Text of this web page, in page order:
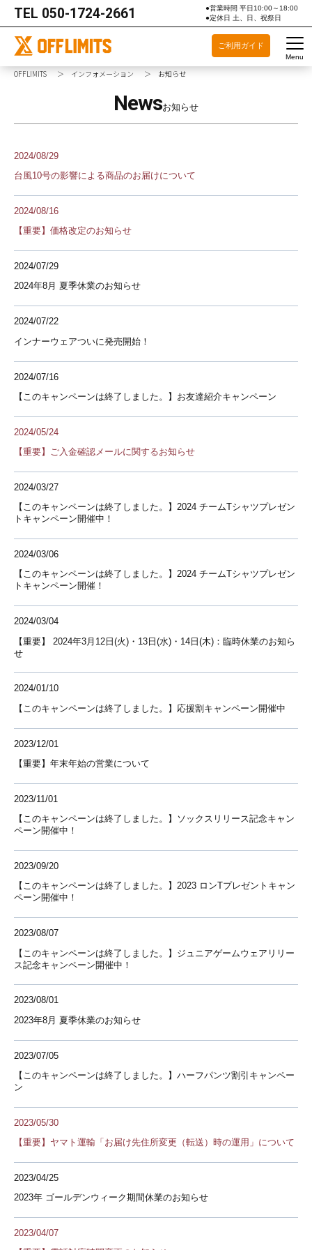
TEL 050-1724-2661
●営業時間 平日10:00～18:00
●定休日 土、日、祝祭日
ご利用ガイド
Menu
OFFLIMITS インフォメーション お知らせ
Newsお知らせ
2024/08/29
台風10号の影響による商品のお届けについて
2024/08/16
【重要】価格改定のお知らせ
2024/07/29
2024年8月 夏季休業のお知らせ
2024/07/22
インナーウェアついに発売開始！
2024/07/16
【このキャンペーンは終了しました。】お友達紹介キャンペーン
2024/05/24
【重要】ご入金確認メールに関するお知らせ
2024/03/27
【このキャンペーンは終了しました。】2024 チームTシャツプレゼン
トキャンペーン開催中！
2024/03/06
【このキャンペーンは終了しました。】2024 チームTシャツプレゼン
トキャンペーン開催！
2024/03/04
【重要】 2024年3月12日(火)・13日(水)・14日(木)：臨時休業のお知ら
せ
2024/01/10
【このキャンペーンは終了しました。】応援割キャンペーン開催中
2023/12/01
【重要】年末年始の営業について
2023/11/01
【このキャンペーンは終了しました。】ソックスリリース記念キャン
ペーン開催中！
2023/09/20
【このキャンペーンは終了しました。】2023 ロンTプレゼントキャン
ペーン開催中！
2023/08/07
【このキャンペーンは終了しました。】ジュニアゲームウェアリリー
ス記念キャンペーン開催中！
2023/08/01
2023年8月 夏季休業のお知らせ
2023/07/05
【このキャンペーンは終了しました。】ハーフパンツ割引キャンペー
ン
2023/05/30
【重要】ヤマト運輸「お届け先住所変更（転送）時の運用」について
2023/04/25
2023年 ゴールデンウィーク期間休業のお知らせ
2023/04/07